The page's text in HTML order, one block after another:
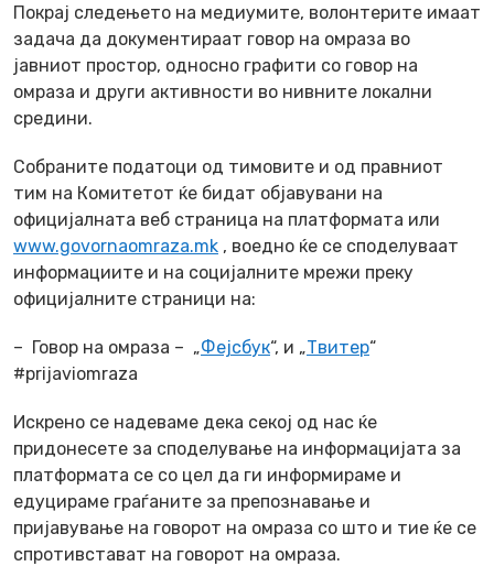
Покрај следењето на медиумите, волонтерите имаат
задача да документираат говор на омраза во
јавниот простор, односно графити со говор на
омраза и други активности во нивните локални
средини.
Собраните податоци од тимовите и од правниот
тим на Комитетот ќе бидат објавувани на
официјалната веб страница на платформата или
www.govornaomraza.mk , воедно ќе се споделуваат
информациите и на социјалните мрежи преку
официјалните страници на:
– Говор на омраза – „Фејсбук“, и „Твитер“
#prijaviomraza
Искрено се надеваме дека секој од нас ќе
придонесете за споделување на информацијата за
платформата се со цел да ги информираме и
едуцираме граѓаните за препознавање и
пријавување на говорот на омраза со што и тие ќе се
спротивстават на говорот на омраза.